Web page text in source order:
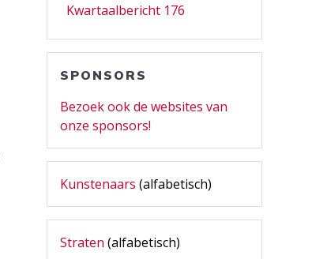
Kwartaalbericht 176
SPONSORS
Bezoek ook de websites van
onze sponsors!
Kunstenaars (alfabetisch)
Straten (alfabetisch)